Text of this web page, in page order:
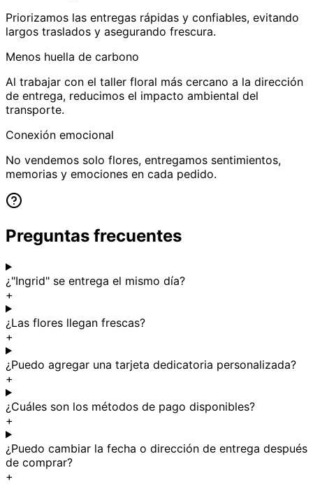
Priorizamos las entregas rápidas y confiables, evitando
largos traslados y asegurando frescura.
Menos huella de carbono
Al trabajar con el taller floral más cercano a la dirección
de entrega, reducimos el impacto ambiental del
transporte.
Conexión emocional
No vendemos solo flores, entregamos sentimientos,
memorias y emociones en cada pedido.
Preguntas frecuentes
¿"Ingrid" se entrega el mismo día?
+
¿Las flores llegan frescas?
+
¿Puedo agregar una tarjeta dedicatoria personalizada?
+
¿Cuáles son los métodos de pago disponibles?
+
¿Puedo cambiar la fecha o dirección de entrega después
de comprar?
+